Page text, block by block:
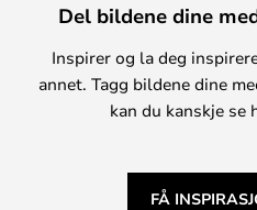
Del bildene dine
Inspirer og la deg
annet. Tagg bildene dine
kan du kanskje se
FÅ